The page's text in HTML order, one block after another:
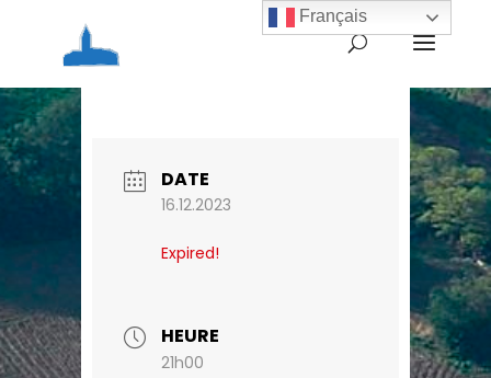
AEP – Concert de Noël
2023
DATE
16.12.2023
Expired!
HEURE
21h00
Français